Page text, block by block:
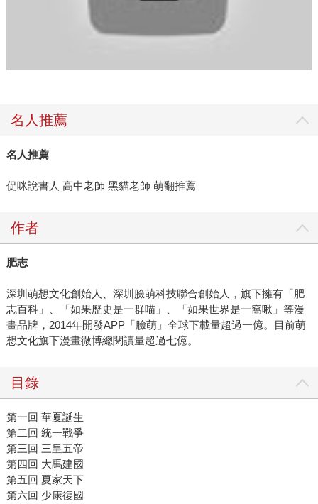
名人推薦
名人推薦
促咪說書人 高中老師 黑貓老師 萌翻推薦
作者
肥志
深圳萌想文化創始人、深圳臉萌科技聯合創始人，旗下擁有「肥
志百科」、「如果歷史是一群喵」、「如果世界是一窩啾」等漫
畫品牌，2014年開發APP「臉萌」全球下載量超過一億。目前萌
想文化旗下漫畫微博總閱讀量超過七億。
目錄
第一回 華夏誕生
第二回 統一戰爭
第三回 三皇五帝
第四回 大禹建國
第五回 夏家天下
第六回 少康復國